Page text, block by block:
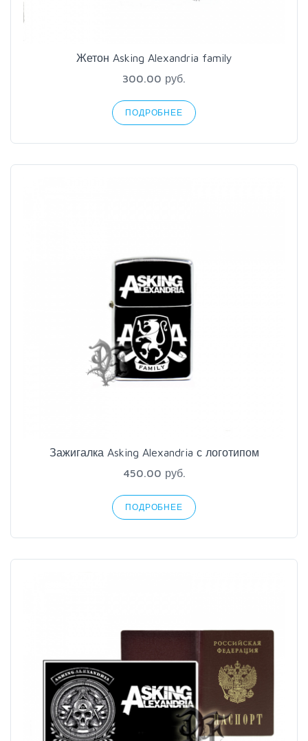
Жетон Asking Alexandria family
300.00 руб.
ПОДРОБНЕЕ
Зажигалка Asking Alexandria с логотипом
450.00 руб.
ПОДРОБНЕЕ